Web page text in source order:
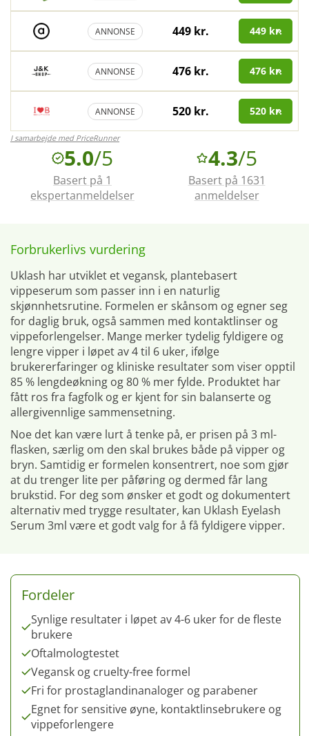
ANNONSE 449 kr. 449 kr.
ANNONSE 476 kr. 476 kr.
ANNONSE 520 kr. 520 kr.
I samarbejde med PriceRunner
5.0/5
Basert på 1
ekspertanmeldelser
4.3/5
Basert på 1631
anmeldelser
Forbrukerlivs vurdering
Uklash har utviklet et vegansk, plantebasert
vippeserum som passer inn i en naturlig
skjønnhetsrutine. Formelen er skånsom og egner seg
for daglig bruk, også sammen med kontaktlinser og
vippeforlengelser. Mange merker tydelig fyldigere og
lengre vipper i løpet av 4 til 6 uker, ifølge
brukererfaringer og kliniske resultater som viser opptil
85 % lengdeøkning og 80 % mer fylde. Produktet har
fått ros fra fagfolk og er kjent for sin balanserte og
allergivennlige sammensetning.
Noe det kan være lurt å tenke på, er prisen på 3 ml-
flasken, særlig om den skal brukes både på vipper og
bryn. Samtidig er formelen konsentrert, noe som gjør
at du trenger lite per påføring og dermed får lang
brukstid. For deg som ønsker et godt og dokumentert
alternativ med trygge resultater, kan Uklash Eyelash
Serum 3ml være et godt valg for å få fyldigere vipper.
Fordeler
Synlige resultater i løpet av 4-6 uker for de fleste
brukere
Oftalmologtestet
Vegansk og cruelty-free formel
Fri for prostaglandinanaloger og parabener
Egnet for sensitive øyne, kontaktlinsebrukere og
vippeforlengere